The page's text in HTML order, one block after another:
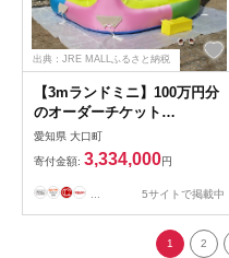
出典：JRE MALLふるさと納税
【3mランドミニ】100万円分
のオーダーチケット
【1440928】
愛知県 大口町
寄付金額: 3,334,000円
... 5サイトで掲載中
1 2